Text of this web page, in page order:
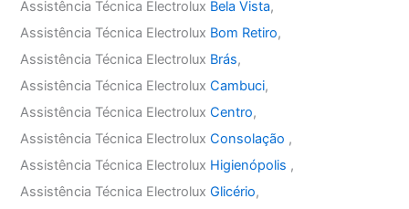
Assistência Técnica Electrolux Bela Vista,
Assistência Técnica Electrolux Bom Retiro,
Assistência Técnica Electrolux Brás,
Assistência Técnica ElectroluxCambuci,
Assistência Técnica ElectroluxCentro,
Assistência Técnica ElectroluxConsolação ,
Assistência Técnica Electrolux Higienópolis ,
Assistência Técnica ElectroluxGlicério,